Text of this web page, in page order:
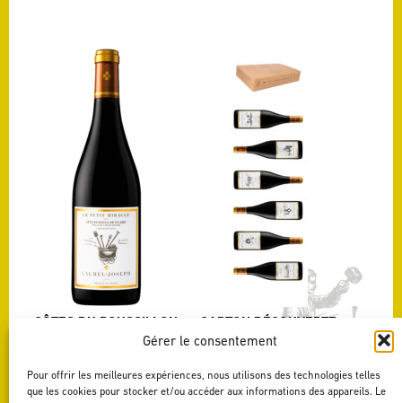
Gérer le consentement
Pour offrir les meilleures expériences, nous utilisons des technologies telles
que les cookies pour stocker et/ou accéder aux informations des appareils. Le
CÔTES DU ROUSSILLON
LE PETIT MIRACLE
Voir ce vin
CARTON DÉCOUVERTE
"LES TERROIRS"
LES GRANDS TERROIRS DU
Voir ce vin